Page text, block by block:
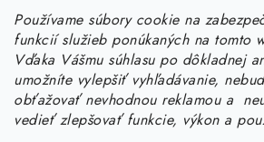
Používame súbory cookie na
funkcií služieb ponúkaných na tomto
Vďaka Vášmu súhlasu po dôkladnej
umožníte vylepšiť vyhľadávanie,
obťažovať nevhodnou reklamou a
vedieť zlepšovať funkcie, výkon a
objednavky@